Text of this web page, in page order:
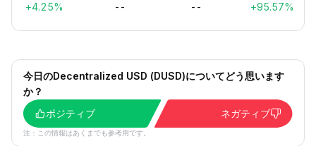
+4.25% -- -- +95.57%
今日のDecentralized USD (DUSD)についてどう思います
か？
ポジティブ
ネガティブ
注：この情報はあくまでも参考用です。